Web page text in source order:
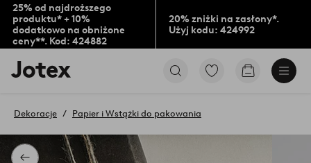
25% od najdroższego
produktu* + 10%
dodatkowo na obniżone
ceny**. Kod: 424882
20% zniżki na zasłony*.
Użyj kodu: 424992
Logo
Jotex
na
stronę
PrzejdźPrzejdź
Dekoracje Papier i Wstążki do pakowania